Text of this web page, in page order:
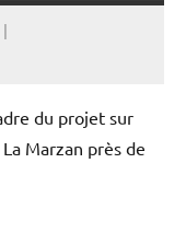
du projet sur
Marzan près de